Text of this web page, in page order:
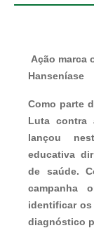
Ação marca
Hanseníase
Como parte
Luta contra
lançou
educativa
de saúde.
campanha
identificar
diagnóstico